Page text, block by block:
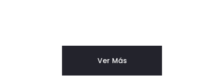
Ver Más